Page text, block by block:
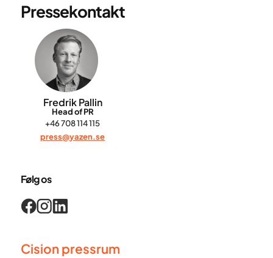
Pressekontakt
Fredrik Pallin
Head of PR
+46 708 114 115
press@yazen.se
Følg os
Cision pressrum